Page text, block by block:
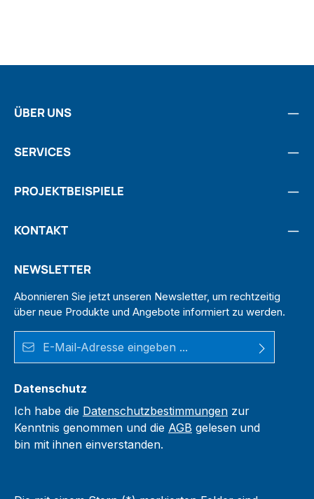
ÜBER UNS
SERVICES
PROJEKTBEISPIELE
KONTAKT
NEWSLETTER
Abonnieren Sie jetzt unseren Newsletter, um rechtzeitig
über neue Produkte und Angebote informiert zu werden.
Datenschutz
Ich habe die Datenschutzbestimmungen zur
Kenntnis genommen und die AGB gelesen und
bin mit ihnen einverstanden.